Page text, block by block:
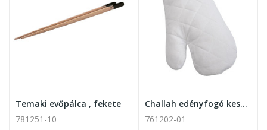
Temaki evőpálca , fekete
781251-10
Challah edényfogó kesztyű, 1db Fehér
761202-01